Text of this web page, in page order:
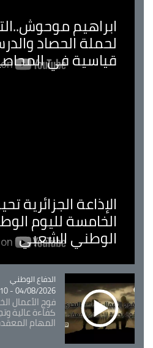
ابراهيم
لحملة الحصاد
قياسية في
الإذاعة الجزائرية
الخامسة لليوم
الوطني الشعبي
Catégorie
الدفاع الوطني
04/08/2026 - 12:10
فوج الأعمال
كفاءة عالية
المهام المعقدة